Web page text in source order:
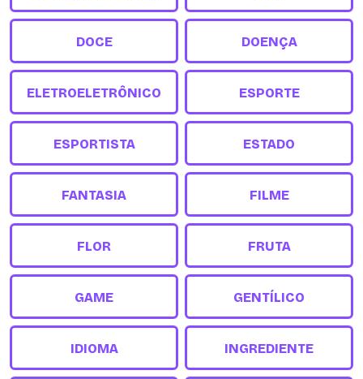
DOCE DOENÇA
ELETROELETRÔNICO ESPORTE
ESPORTISTA ESTADO
FANTASIA FILME
FLOR FRUTA
GAME GENTÍLICO
IDIOMA INGREDIENTE